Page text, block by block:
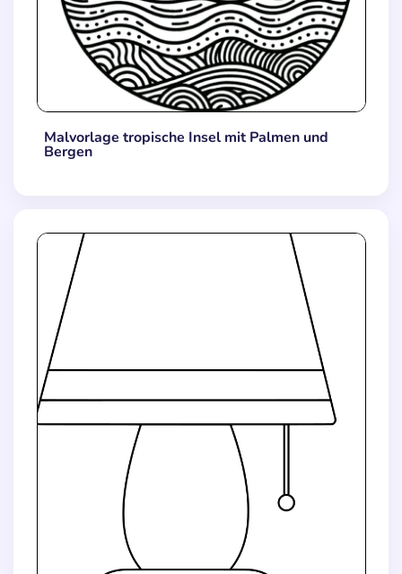
Malvorlage tropische Insel mit Palmen und
Bergen